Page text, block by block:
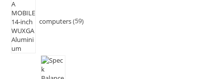
computers 59